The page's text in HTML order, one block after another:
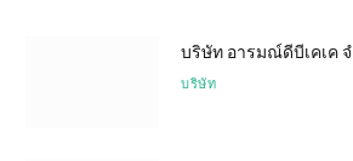
บริษัท อารมณ์ดีบีเคเค
บริษัท